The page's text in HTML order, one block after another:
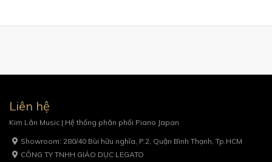
Liên hệ
Kim Lân Music | Hệ thống phân phối Piano Japan
Showroom: 280/40 Bùi hữu nghĩa, P.2, Quận Bình Thạnh, Tp.HCM
CÔNG TY TNHH GIÁO DỤC LEGATO